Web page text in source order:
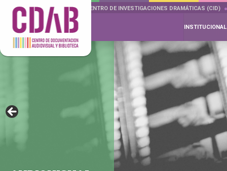
DOCUMENTA DRAMÁTICAS CENTRO DE INVESTIGACIONES DRAMÁTICAS (CID)
INSTITUCIONAL